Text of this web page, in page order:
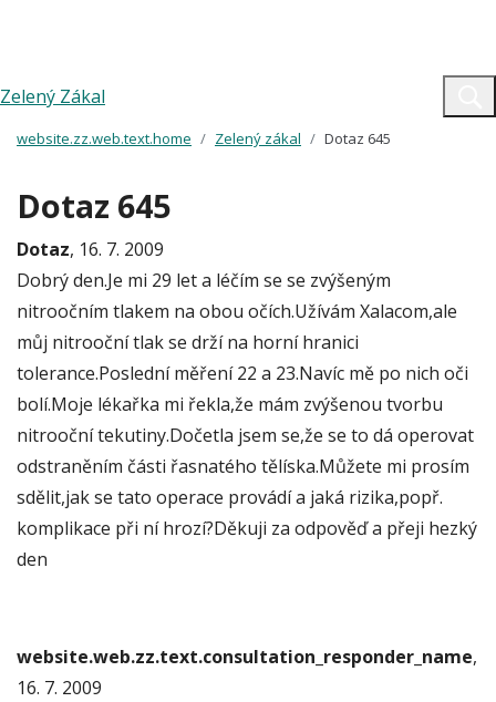
Zelený Zákal
website.zz.web.text.home Zelený zákal Dotaz 645
Dotaz 645
Dotaz, 16. 7. 2009
Dobrý den.Je mi 29 let a léčím se se zvýšeným
nitroočním tlakem na obou očích.Užívám Xalacom,ale
můj nitrooční tlak se drží na horní hranici
tolerance.Poslední měření 22 a 23.Navíc mě po nich oči
bolí.Moje lékařka mi řekla,že mám zvýšenou tvorbu
nitrooční tekutiny.Dočetla jsem se,že se to dá operovat
odstraněním části řasnatého tělíska.Můžete mi prosím
sdělit,jak se tato operace provádí a jaká rizika,popř.
komplikace při ní hrozí?Děkuji za odpověď a přeji hezký
den
website.web.zz.text.consultation_responder_name,
16. 7. 2009